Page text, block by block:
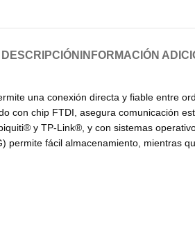
DESCRIPCIÓN INFORMACIÓN
una conexión directa y fiable entre
con chip FTDI, asegura comunicación
y TP-Link®, y con sistemas
permite fácil almacenamiento, mientras